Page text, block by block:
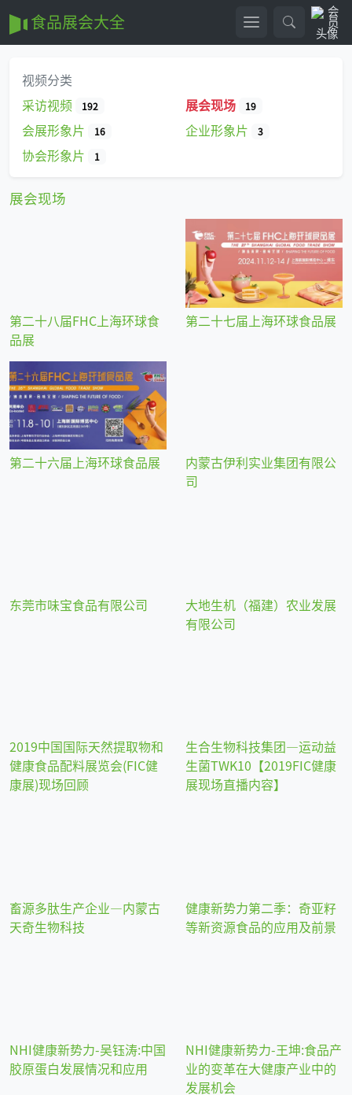
食品展会大全
视频分类
采访视频
192 展会现场 19
会展形象片 16 企业形象片 3
协会形象片 1
展会现场
第二十八届FHC上海环球食
品展
第二十七届上海环球食品展
第二十六届上海环球食品展
内蒙古伊利实业集团有限公
司
东莞市味宝食品有限公司
大地生机（福建）农业发展
有限公司
2019中国国际天然提取物和
健康食品配料展览会(FIC健
康展)现场回顾
生合生物科技集团—运动益
生菌TWK10【2019FIC健康
展现场直播内容】
畜源多肽生产企业—内蒙古
天奇生物科技
健康新势力第二季：奇亚籽
等新资源食品的应用及前景
NHI健康新势力-吴钰涛:中国
胶原蛋白发展情况和应用
NHI健康新势力-王坤:食品产
业的变革在大健康产业中的
发展机会